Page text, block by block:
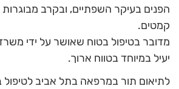
הפנים בעיקר השפתיים, ובקרב מבוגרות
קמטים.
מדובר בטיפול בטוח שאושר על ידי
יעיל במיוחד בטווח ארוך.
לתיאום תור במרפאה בתל אביב לטיפול